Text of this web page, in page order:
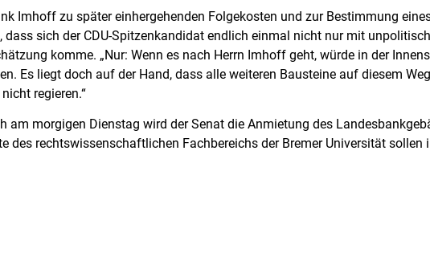
Imhoff zu später einhergehenden Folgekosten und zur Bestimmung
dass sich der CDU-Spitzenkandidat endlich einmal nicht nur mit
komme. „Nur: Wenn es nach Herrn Imhoff geht, würde in der
Es liegt doch auf der Hand, dass alle weiteren Bausteine auf diesem
regieren.“
am morgigen Dienstag wird der Senat die Anmietung des
des rechtswissenschaftlichen Fachbereichs der Bremer Universität